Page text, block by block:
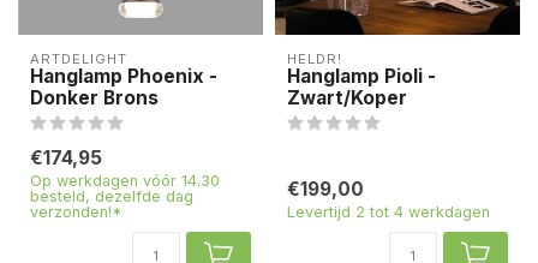
ARTDELIGHT
Hanglamp Phoenix -
Donker Brons
€174,95
Op werkdagen vóór 14.30
besteld, dezelfde dag
verzonden!*
HELDR!
Hanglamp Pioli -
Zwart/Koper
€199,00
Levertijd 2 tot 4 werkdagen